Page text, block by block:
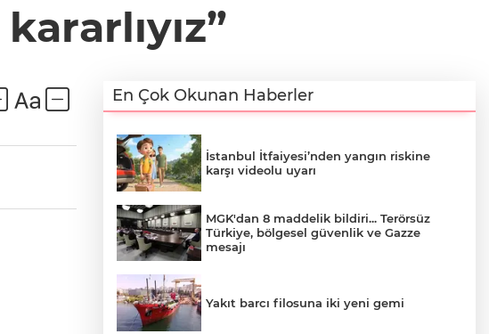
En Çok Okunan Haberler
İstanbul İtfaiyesi’nden yangın riskine
karşı videolu uyarı
MGK'dan 8 maddelik bildiri... Terörsüz
Türkiye, bölgesel güvenlik ve Gazze
mesajı
Yakıt barcı filosuna iki yeni gemi